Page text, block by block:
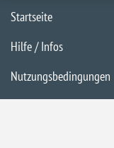
Startseite
Hilfe / Infos
Nutzungsbedingungen